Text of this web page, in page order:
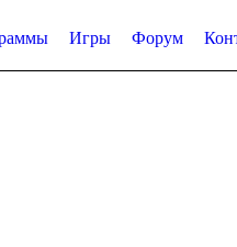
Игры Форум